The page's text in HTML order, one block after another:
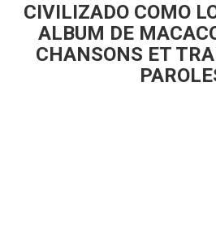
CIVILIZADO COMO
ALBUM DE
CHANSONS ET